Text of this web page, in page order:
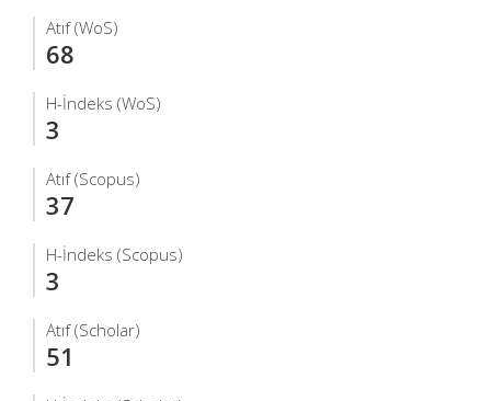
Atıf (WoS)
68
H-İndeks (WoS)
3
Atıf (Scopus)
37
H-İndeks (Scopus)
3
Atıf (Scholar)
51